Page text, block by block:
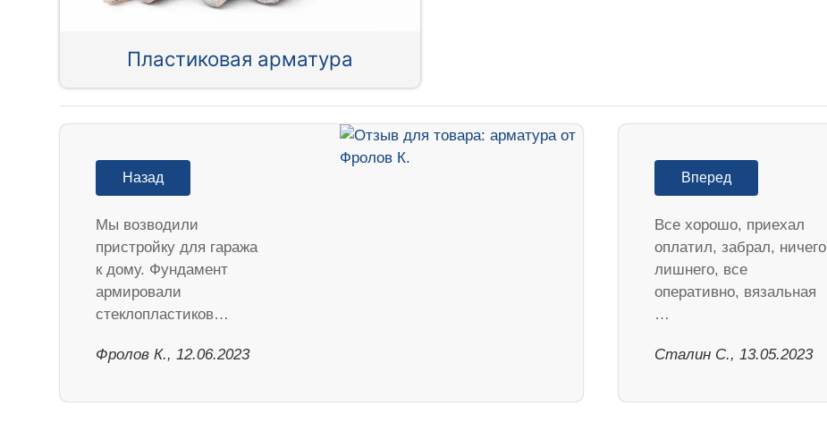
Пластиковая арматура
Назад
Мы возводили
пристройку для гаража
к дому. Фундамент
армировали
стеклопластиков…
Фролов К., 12.06.2023
Вперед
Все хорошо, приехал
оплатил, забрал, ничего
лишнего, все
оперативно, вязальная
…
Сталин С., 13.05.2023